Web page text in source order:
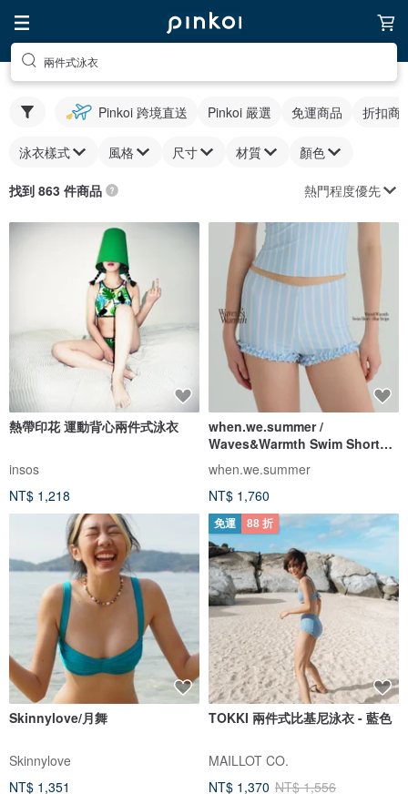
兩件式泳衣
Pinkoi 跨境直送 Pinkoi 嚴選 免運商品 折扣商
泳衣樣式 風格 尺寸 材質 顏色
找到 863 件商品 熱門程度優先
熱帶印花 運動背心兩件式泳衣
insos
NT$ 1,218
when.we.summer /
Waves&Warmth Swim Short
(僅褲裝)
when.we.summer
NT$ 1,760
Skinnylove/月舞
Skinnylove
NT$ 1,351
免運 88 折
TOKKI 兩件式比基尼泳衣 - 藍色
MAILLOT CO.
NT$ 1,370 NT$ 1,556